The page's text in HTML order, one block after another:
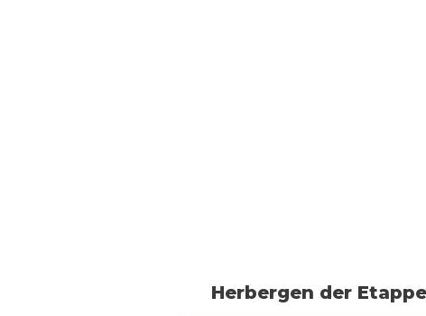
Herbergen der Etappe